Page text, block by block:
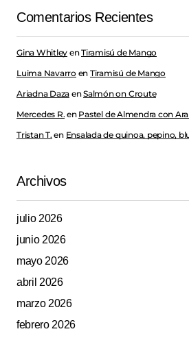
Comentarios Recientes
Gina Whitley enTiramisú de Mango
Luima Navarro en Tiramisú de Mango
Ariadna Daza enSalmón on Croute
Mercedes R. en Pastel de Almendra con
Tristan T. en Ensalada de quinoa, pepino,
Archivos
julio 2026
junio 2026
mayo 2026
abril 2026
marzo 2026
febrero 2026